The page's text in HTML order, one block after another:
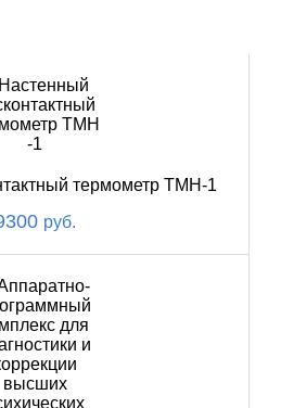
термометр ТМН-1
руб.